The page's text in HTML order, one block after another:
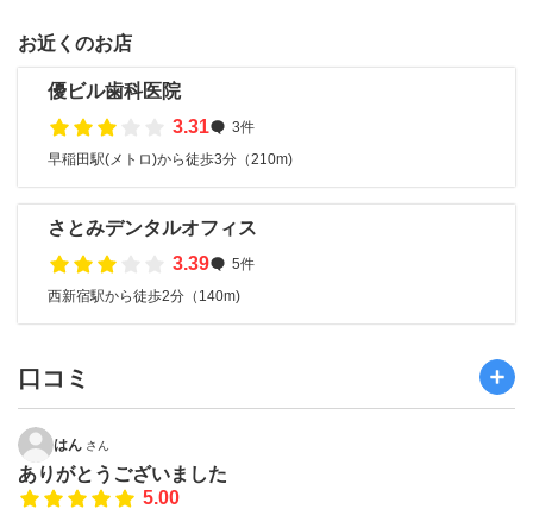
お近くのお店
優ビル歯科医院
3.31
3件
早稲田駅(メトロ)から徒歩3分（210m)
さとみデンタルオフィス
3.39
5件
西新宿駅から徒歩2分（140m)
口コミ
はん さん
ありがとうございました
5.00